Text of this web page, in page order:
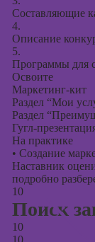
Составляющие
4.
Описание
5.
Программы для
Освоите
Маркетинг-кит
Раздел “Мои
Раздел
Гугл-
На практике
• Создание
Наставник
подробно
10
Поиск
10
10